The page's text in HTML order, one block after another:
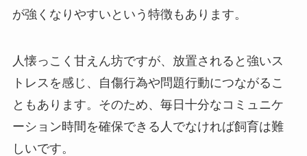
が強くなりやすいという特徴もあります。
人懐っこく甘えん坊ですが、放置されると強いス
トレスを感じ、自傷行為や問題行動につながるこ
ともあります。そのため、毎日十分なコミュニケ
ーション時間を確保できる人でなければ飼育は難
しいです。